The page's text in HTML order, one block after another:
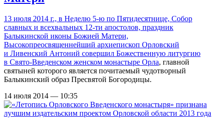
13 июля 2014 г., в Неделю 5-ю по Пятидесятнице, Собор
славных и всехвальных 12-ти апостолов, праздник
Балыкинской иконы Божией Матери,
Высокопреосвященнейший архиепископ Орловский
и Ливенский Антоний совершил Божественную литургию
в Свято-Введенском женском монастыре Орла, главной
святыней которого является почитаемый чудотворный
Балыкинский образ Пресвятой Богородицы.
14 июля 2014 — 10:35